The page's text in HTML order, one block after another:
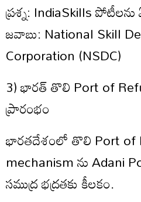
ప్రశ్న: IndiaSkills పోటీలను
జవాబు: National Skill
Corporation (NSDC)
3) భారత్ తొలి Port of
ప్రారంభం
భారతదేశంలో తొలి Port of
mechanism ను Adani
సముద్ర భద్రతకు కీలకం.